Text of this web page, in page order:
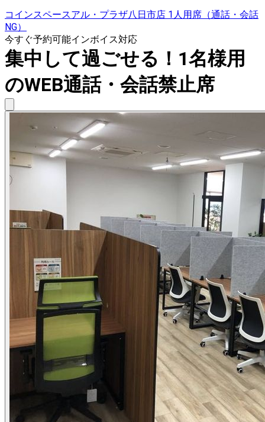
コインスペースアル・プラザ八日市店 1人用席（通話・会話
NG）
今すぐ予約可能インボイス対応
集中して過ごせる！1名様用
のWEB通話・会話禁止席